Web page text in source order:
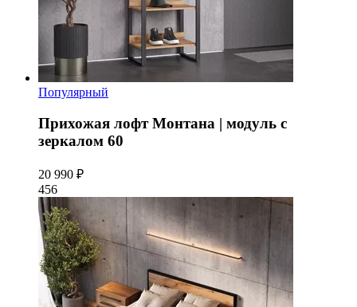
Популярный
Прихожая лофт Монтана | модуль с
зеркалом 60
20 990 ₽
456